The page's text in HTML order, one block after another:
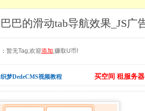
巴的滑动tab导航效果_JS广
暂无Tag,欢迎添加,赚取U币!
织梦DedeCMS视频教程 买空间 租服务